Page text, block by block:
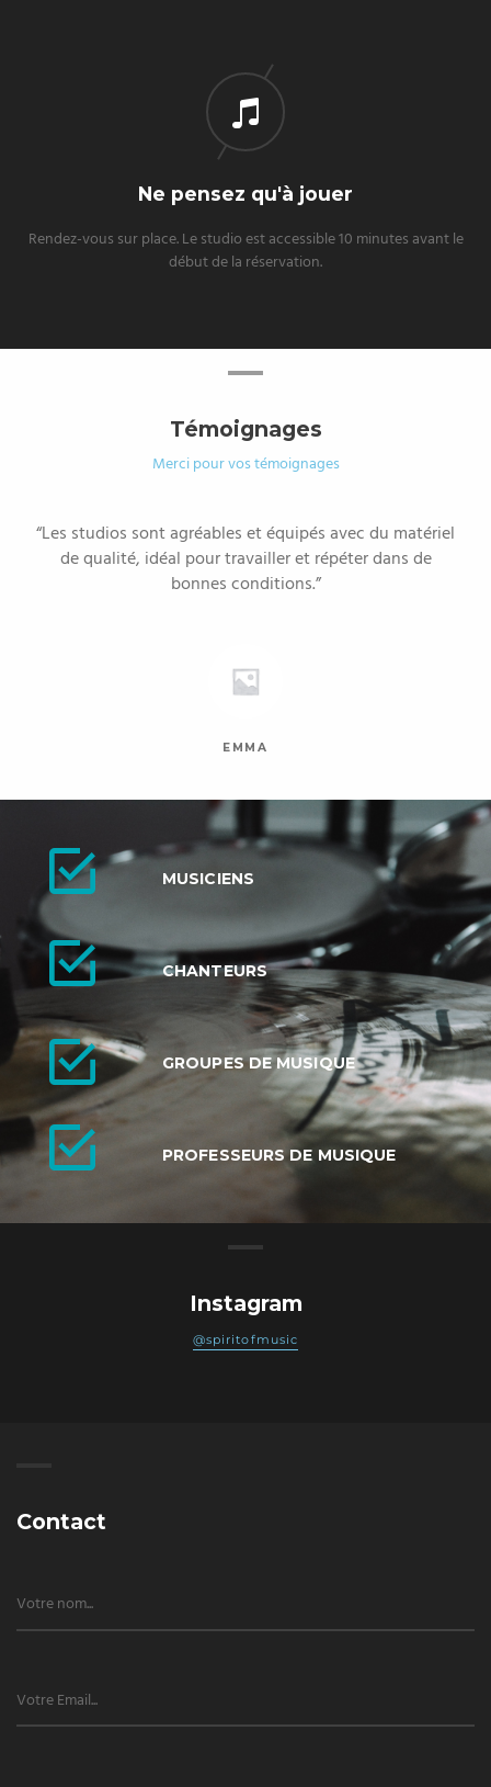
Ne pensez qu'à jouer
Rendez-vous sur place. Le studio est accessible 10 minutes avant le
début de la réservation.
Témoignages
Merci pour vos témoignages
Les studios sont agréables et équipés avec du matériel
de qualité, idéal pour travailler et répéter dans de
bonnes conditions.
EMMA
MUSICIENS
CHANTEURS
GROUPES DE MUSIQUE
PROFESSEURS DE MUSIQUE
Instagram
@spiritofmusic
Contact